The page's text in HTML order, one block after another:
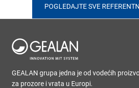
POGLEDAJTE SVE
GEALAN grupa jedna je od vodećih
za prozore i vrata u Europi.